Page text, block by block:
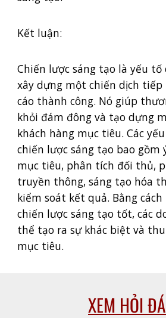
Kết luận:
Chiến lược sáng tạo là yếu
xây dựng một chiến dịch
cáo thành công. Nó giúp
khỏi đám đông và tạo dựng
khách hàng mục tiêu. Các
chiến lược sáng tạo bao gồm
mục tiêu, phân tích đối thủ,
truyền thông, sáng tạo hóa
kiểm soát kết quả. Bằng
chiến lược sáng tạo tốt, các
thể tạo ra sự khác biệt và
mục tiêu.
XEM HỎI